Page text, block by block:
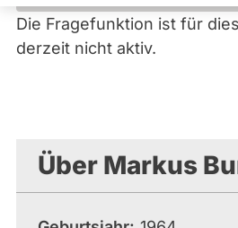
Über uns
Die Fragefunktion ist für
derzeit nicht aktiv.
Nur
oder
Mandaten
können
Über Markus